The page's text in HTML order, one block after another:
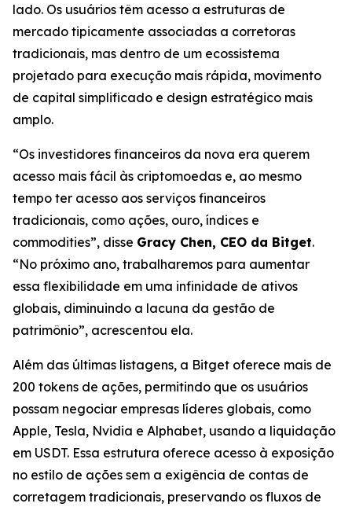
lado. Os usuários têm acesso a estruturas de
mercado tipicamente associadas a corretoras
tradicionais, mas dentro de um ecossistema
projetado para execução mais rápida, movimento
de capital simplificado e design estratégico mais
amplo.
“Os investidores financeiros da nova era querem
acesso mais fácil às criptomoedas e, ao mesmo
tempo ter acesso aos serviços financeiros
tradicionais, como ações, ouro, índices e
commodities”, disse Gracy Chen, CEO da Bitget.
“No próximo ano, trabalharemos para aumentar
essa flexibilidade em uma infinidade de ativos
globais, diminuindo a lacuna da gestão de
patrimônio”, acrescentou ela.
Além das últimas listagens, a Bitget oferece mais de
200 tokens de ações, permitindo que os usuários
possam negociar empresas líderes globais, como
Apple, Tesla, Nvidia e Alphabet, usando a liquidação
em USDT. Essa estrutura oferece acesso à exposição
no estilo de ações sem a exigência de contas de
corretagem tradicionais, preservando os fluxos de